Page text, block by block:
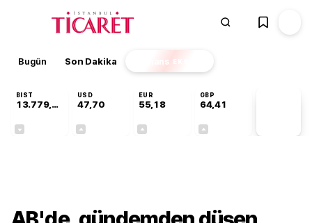
Bugün Son Dakika Finans EKSTRA
BIST
13.779,39
USD
47,70
EUR
55,18
GBP
64,41